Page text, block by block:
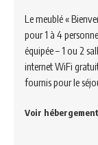
Le meublé «
pour 1 à 4
équipée – 1 ou 2
internet WiFi
fournis pour le
Voir hébergement